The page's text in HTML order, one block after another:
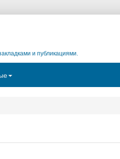
и публикациями.